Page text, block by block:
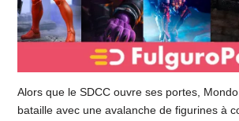
Alors que le SDCC ouvre ses portes,
bataille avec une avalanche de figurines à